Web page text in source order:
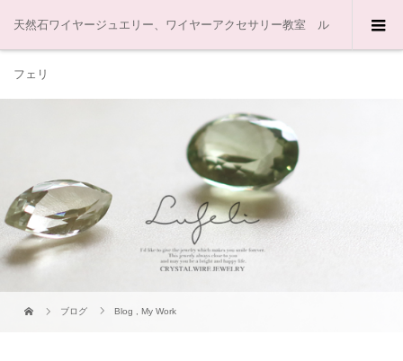
天然石ワイヤージュエリー、ワイヤーアクセサリー教室 ル
フェリ
ブログ Blog ,My Work